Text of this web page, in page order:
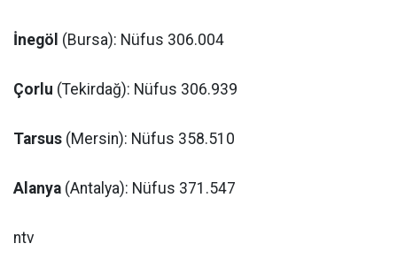
İnegöl (Bursa): Nüfus 306.004
Çorlu (Tekirdağ): Nüfus 306.939
Tarsus (Mersin): Nüfus 358.510
Alanya (Antalya): Nüfus 371.547
ntv